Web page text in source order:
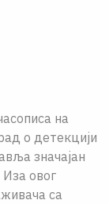
на
о детекцији
значајан
Иза овог
са